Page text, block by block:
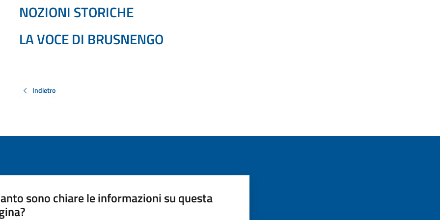
NOZIONI STORICHE
LA VOCE DI BRUSNENGO
Indietro
sono chiare le informazioni su questa